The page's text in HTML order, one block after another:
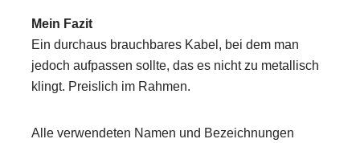
Mein Fazit
Ein durchaus brauchbares Kabel, bei dem man
jedoch aufpassen sollte, das es nicht zu metallisch
klingt. Preislich im Rahmen.
Alle verwendeten Namen und Bezeichnungen